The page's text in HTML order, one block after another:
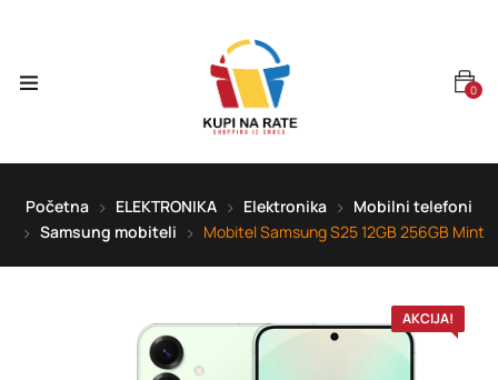
0
Početna ELEKTRONIKA Elektronika
Mobilni telefoni
Samsung mobiteli
Mobitel Samsung S25 12GB 256GB Mint
AKCIJA!